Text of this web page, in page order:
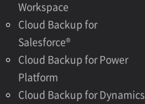
Workspace
Cloud Backup for
Salesforce®
Cloud Backup for Power
Platform
Cloud Backup for Dynamics